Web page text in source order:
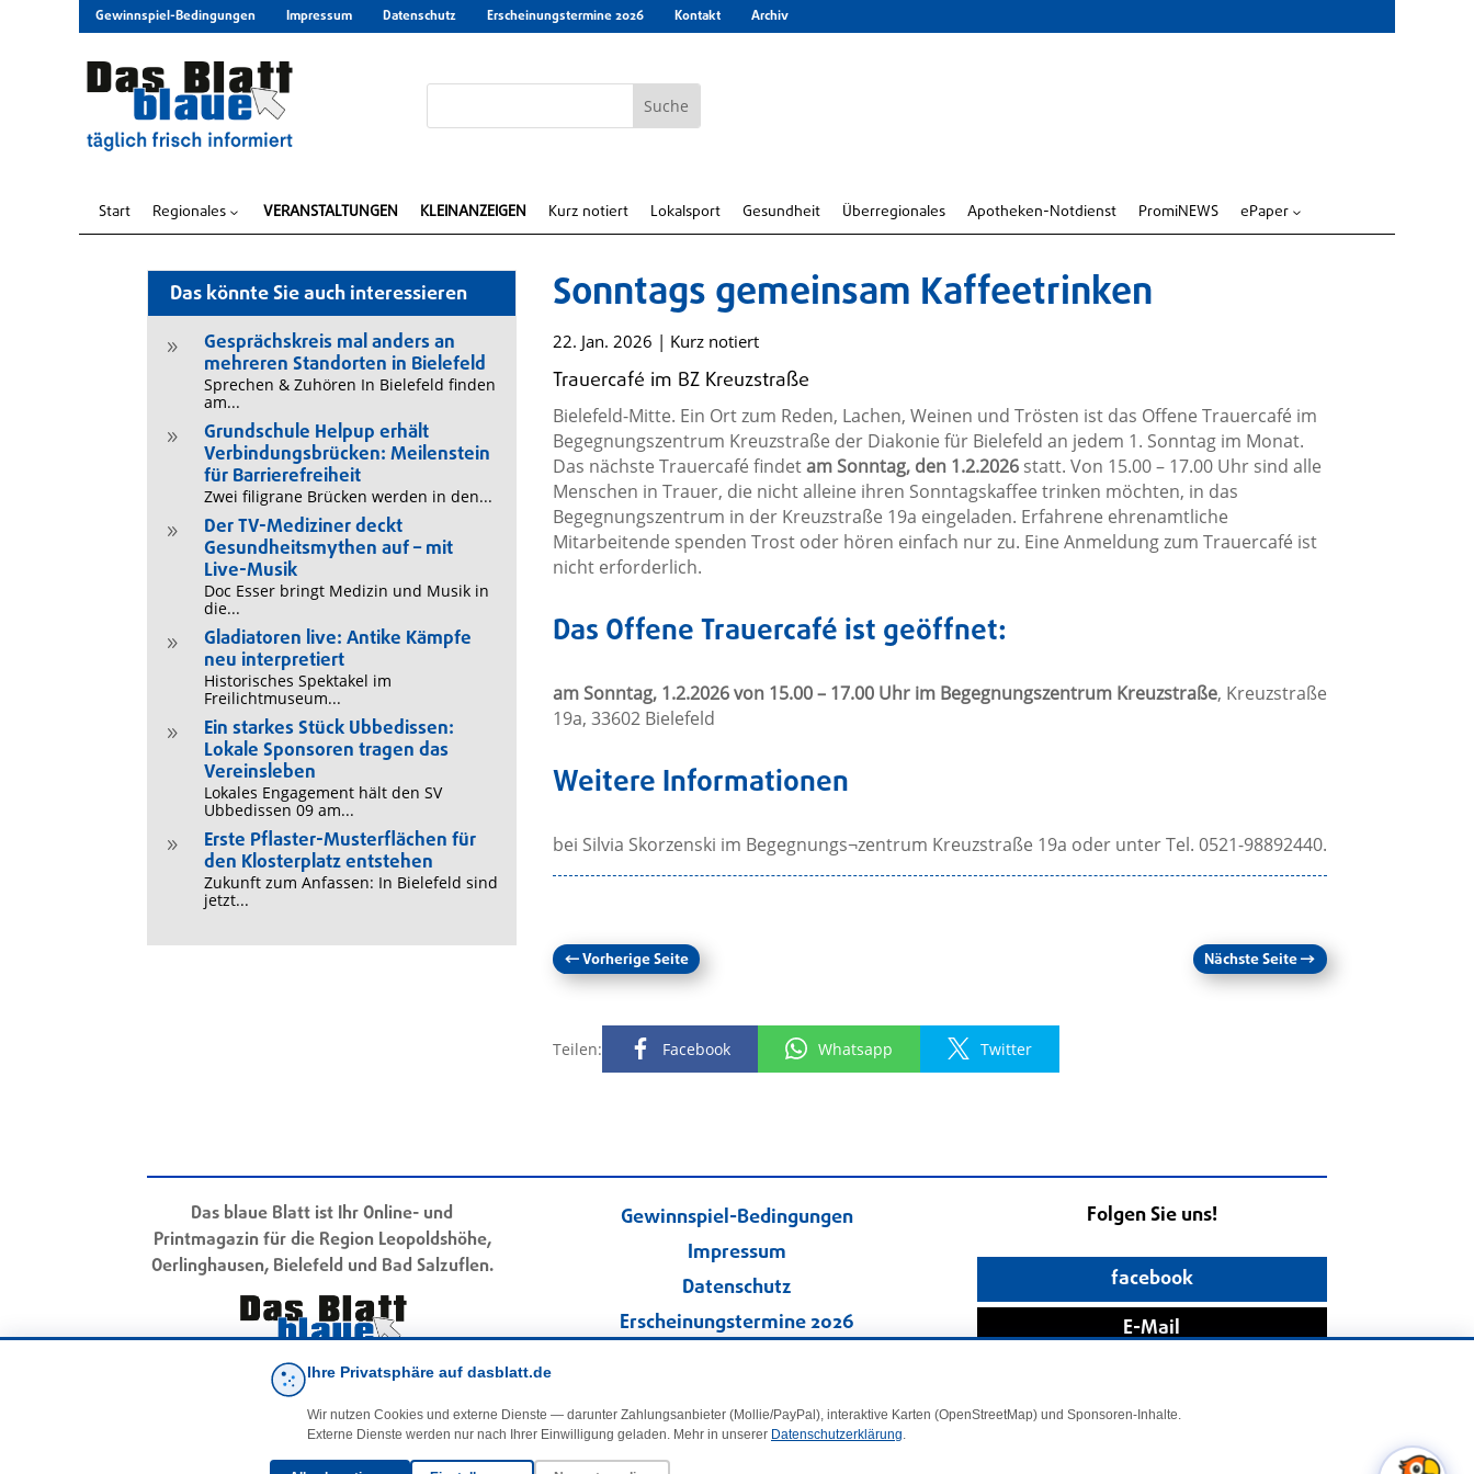
Gewinnspiel-Bedingungen Impressum Datenschutz Erscheinungstermine 2026 Kontakt Archiv
Start Regionales 3 VERANSTALTUNGEN KLEINANZEIGEN Kurz notiert Lokalsport Gesundheit Überregionales Apotheken-Notdienst PromiNEWS ePaper 3
Das könnte Sie auch interessieren
9
Gesprächskreis mal anders an
mehreren Standorten in Bielefeld
Sprechen & Zuhören In Bielefeld finden
am...
9
Grundschule Helpup erhält
Verbindungsbrücken: Meilenstein
für Barrierefreiheit
Zwei filigrane Brücken werden in den...
9
Der TV-Mediziner deckt
Gesundheitsmythen auf – mit
Live-Musik
Doc Esser bringt Medizin und Musik in
die...
9
Gladiatoren live: Antike Kämpfe
neu interpretiert
Historisches Spektakel im
Freilichtmuseum...
9
Ein starkes Stück Ubbedissen:
Lokale Sponsoren tragen das
Vereinsleben
Lokales Engagement hält den SV
Ubbedissen 09 am...
9
Erste Pflaster-Musterflächen für
den Klosterplatz entstehen
Zukunft zum Anfassen: In Bielefeld sind
jetzt...
Sonntags gemeinsam Kaffeetrinken
22. Jan. 2026 | Kurz notiert
Trauercafé im BZ Kreuzstraße
Bielefeld-Mitte. Ein Ort zum Reden, Lachen, Weinen und Trösten ist das Offene Trauercafé im
Begegnungszentrum Kreuzstraße der Diakonie für Bielefeld an jedem 1. Sonntag im Monat.
Das nächste Trauercafé findetam Sonntag, den 1.2.2026statt. Von 15.00 – 17.00 Uhr sind alle
Menschen in Trauer, die nicht alleine ihren Sonntagskaffee trinken möchten, in das
Begegnungszentrum in der Kreuzstraße 19a eingeladen. Erfahrene ehrenamtliche
Mitarbeitende spenden Trost oder hören einfach nur zu. Eine Anmeldung zum Trauercafé ist
nicht erforderlich.
Das Offene Trauercafé ist geöffnet:
am Sonntag, 1.2.2026 von 15.00 – 17.00 Uhr im Begegnungszentrum Kreuzstraße, Kreuzstraße
19a, 33602 Bielefeld
Weitere Informationen
bei Silvia Skorzenski im Begegnungs¬zentrum Kreuzstraße 19a oder unter Tel. 0521-98892440.
←Vorherige Seite Nächste Seite→
Teilen: Facebook Whatsapp Twitter
Das blaue Blatt ist Ihr Online- und
Printmagazin für die Region Leopoldshöhe,
Oerlinghausen, Bielefeld und Bad Salzuflen.
Gewinnspiel-Bedingungen
Impressum
Datenschutz
Erscheinungstermine 2026
Kleinanzeigen
Folgen Sie uns!
facebook
E-Mail
Ihre Privatsphäre auf dasblatt.de
Wir nutzen Cookies und externe Dienste — darunter Zahlungsanbieter (Mollie/PayPal), interaktive Karten (OpenStreetMap) und Sponsoren-Inhalte.
Externe Dienste werden nur nach Ihrer Einwilligung geladen. Mehr in unserer Datenschutzerklärung.